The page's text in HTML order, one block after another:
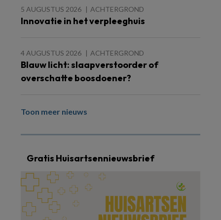
5 AUGUSTUS 2026 ACHTERGROND
Innovatie in het verpleeghuis
4 AUGUSTUS 2026 ACHTERGROND
Blauw licht: slaapverstoorder of
overschatte boosdoener?
Toon meer nieuws
Gratis Huisartsennieuwsbrief